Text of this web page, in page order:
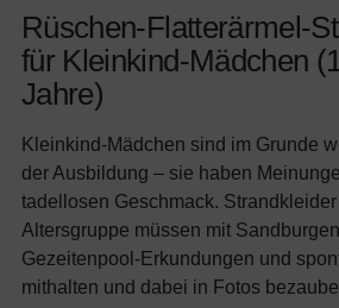
Rüschen-Flatterärmel-
für Kleinkind-Mädchen
Jahre)
Kleinkind-Mädchen sind im Grunde
der Ausbildung – sie haben
tadellosen Geschmack.
Altersgruppe müssen mit
Gezeitenpool-Erkundungen und
mithalten und dabei in Fotos